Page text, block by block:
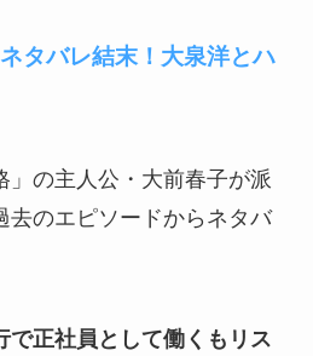
タバレ結末！大泉洋とハ
」の主人公・大前春子が派
去のエピソードからネタバ
で正社員として働くもリス